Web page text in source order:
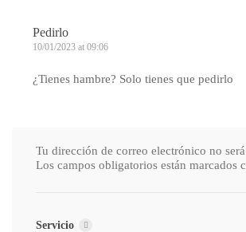
Pedirlo
10/01/2023 at 09:06
¿Tienes hambre? Solo tienes que pedirlo
Tu dirección de correo electrónico no
Los campos obligatorios están marcados
Servicio